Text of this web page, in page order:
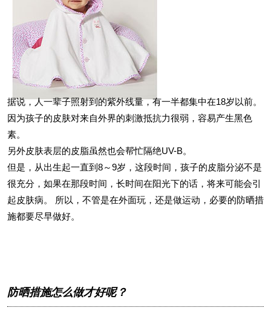
据说，人一辈子照射到的紫外线量，有一半都集中在18岁以前。
因为孩子的皮肤对来自外界的刺激抵抗力很弱，容易产生黑色
素。
另外皮肤表层的皮脂虽然也会帮忙隔绝UV-B。
但是，从出生起一直到8～9岁，这段时间，孩子的皮脂分泌不是
很充分，如果在那段时间，长时间在阳光下的话，将来可能会引
起皮肤病。 所以，不管是在外面玩，还是做运动，必要的防晒措
施都要尽早做好。
防晒措施怎么做才好呢？